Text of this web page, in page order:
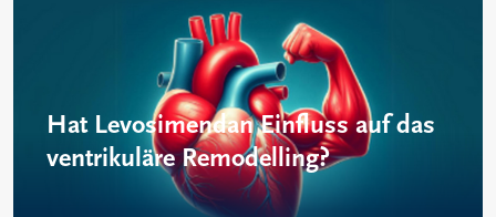
Hat Levosimendan Einfluss auf das
ventrikuläre Remodelling?
Levosimendan kann eine Umkehrung des